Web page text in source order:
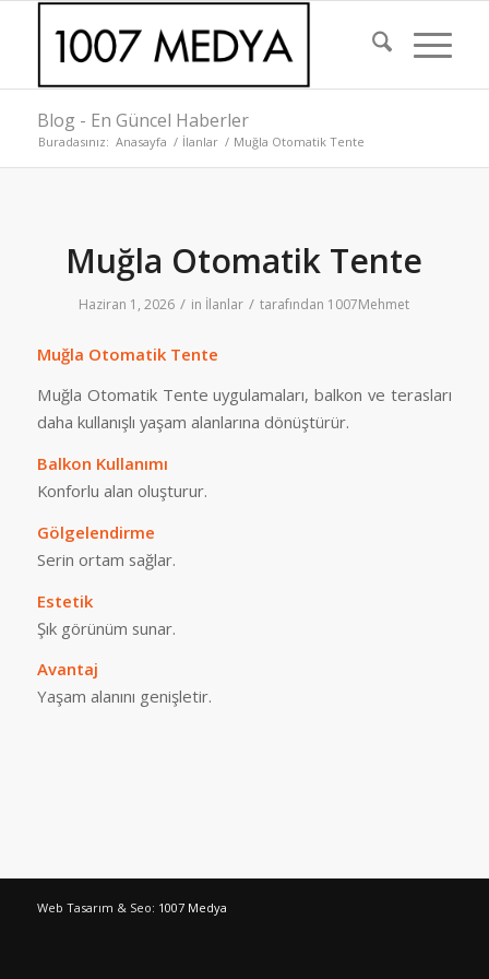
Blog - En Güncel Haberler
Buradasınız: Anasayfa / İlanlar / Muğla Otomatik Tente
Muğla Otomatik Tente
Haziran 1, 2026 / in İlanlar / tarafından 1007Mehmet
Muğla Otomatik Tente
Muğla Otomatik Tente uygulamaları, balkon ve terasları
daha kullanışlı yaşam alanlarına dönüştürür.
Balkon Kullanımı
Konforlu alan oluşturur.
Gölgelendirme
Serin ortam sağlar.
Estetik
Şık görünüm sunar.
Avantaj
Yaşam alanını genişletir.
Web Tasarım & Seo: 1007 Medya